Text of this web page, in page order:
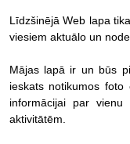
Līdzšinējā Web lapa
viesiem aktuālo un
Mājas lapā ir un būs
ieskats notikumos
informācijai par
aktivitātēm.